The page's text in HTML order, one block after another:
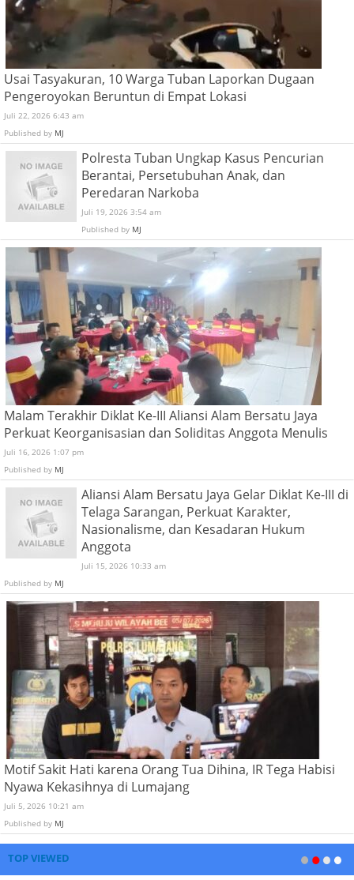
Usai Tasyakuran, 10 Warga Tuban Laporkan Dugaan
Pengeroyokan Beruntun di Empat Lokasi
Juli 22, 2026 6:43 am
Published by MJ
Polresta Tuban Ungkap Kasus Pencurian
Berantai, Persetubuhan Anak, dan
Peredaran Narkoba
Juli 19, 2026 3:54 am
Published by MJ
Malam Terakhir Diklat Ke-III Aliansi Alam Bersatu Jaya
Perkuat Keorganisasian dan Soliditas Anggota Menulis
Juli 16, 2026 1:07 pm
Published by MJ
Aliansi Alam Bersatu Jaya Gelar Diklat Ke-III di
Telaga Sarangan, Perkuat Karakter,
Nasionalisme, dan Kesadaran Hukum
Anggota
Juli 15, 2026 10:33 am
Published by MJ
Motif Sakit Hati karena Orang Tua Dihina, IR Tega Habisi
Nyawa Kekasihnya di Lumajang
Juli 5, 2026 10:21 am
Published by MJ
TOP VIEWED